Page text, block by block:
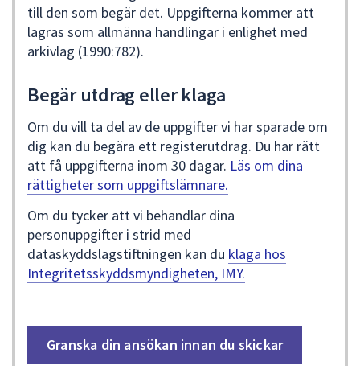
till den som begär det. Uppgifterna kommer att
lagras som allmänna handlingar i enlighet med
arkivlag (1990:782).
Begär utdrag eller klaga
Om du vill ta del av de uppgifter vi har sparade om
dig kan du begära ett registerutdrag. Du har rätt
att få uppgifterna inom 30 dagar. Läs om dina
rättigheter som uppgiftslämnare.
Om du tycker att vi behandlar dina
personuppgifter i strid med
dataskyddslagstiftningen kan du klaga hos
Integritetsskyddsmyndigheten, IMY.